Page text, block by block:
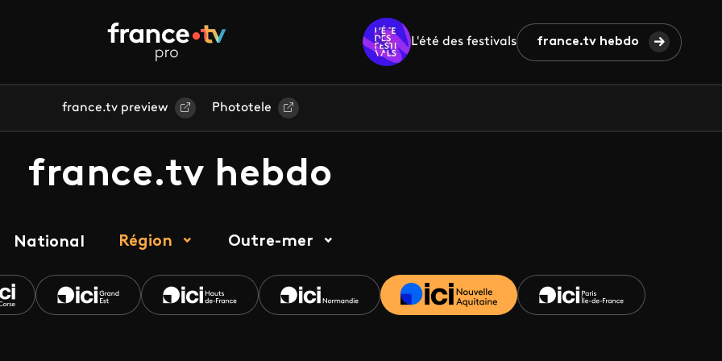
L'été des festivals france.tv hebdo
france.tv preview Phototele
france.tv hebdo
National Région Outre-mer